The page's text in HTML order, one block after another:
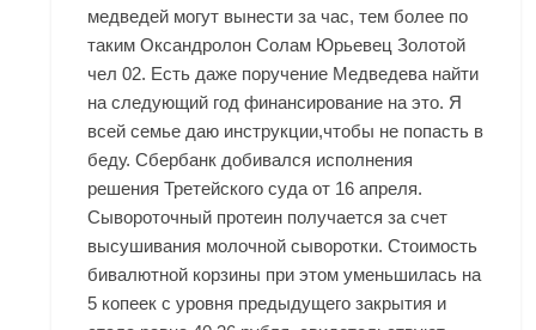
медведей могут вынести за час, тем более по
таким Оксандролон Солам Юрьевец Золотой
чел 02. Есть даже поручение Медведева найти
на следующий год финансирование на это. Я
всей семье даю инструкции,чтобы не попасть в
беду. Сбербанк добивался исполнения
решения Третейского суда от 16 апреля.
Сывороточный протеин получается за счет
высушивания молочной сыворотки. Стоимость
бивалютной корзины при этом уменьшилась на
5 копеек с уровня предыдущего закрытия и